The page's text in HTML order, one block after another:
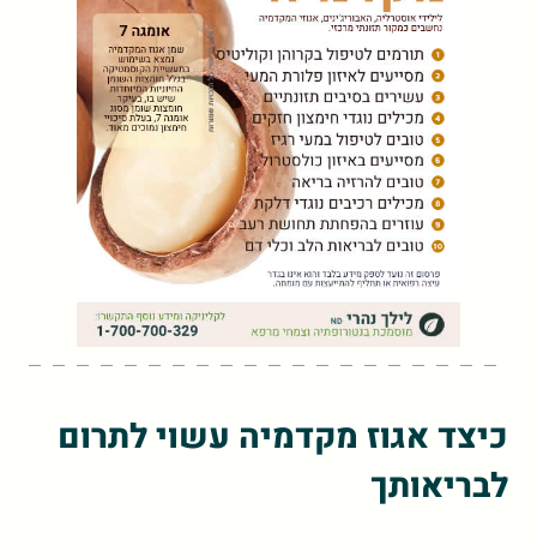
כיצד אגוז מקדמיה עשוי לתרום
לבריאותך